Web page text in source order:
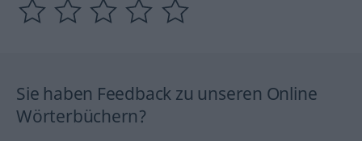
Sie haben Feedback zu unseren Online
Wörterbüchern?